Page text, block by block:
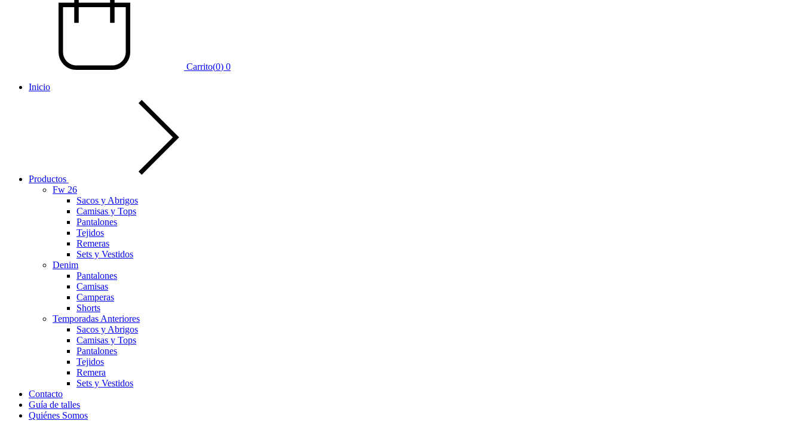
Carrito(0) 0
Inicio
Productos
Fw 26
Sacos y Abrigos
Camisas y Tops
Pantalones
Tejidos
Remeras
Sets y Vestidos
Denim
Pantalones
Camisas
Camperas
Shorts
Temporadas Anteriores
Sacos y Abrigos
Camisas y Tops
Pantalones
Tejidos
Remera
Sets y Vestidos
Contacto
Guía de talles
Quiénes Somos